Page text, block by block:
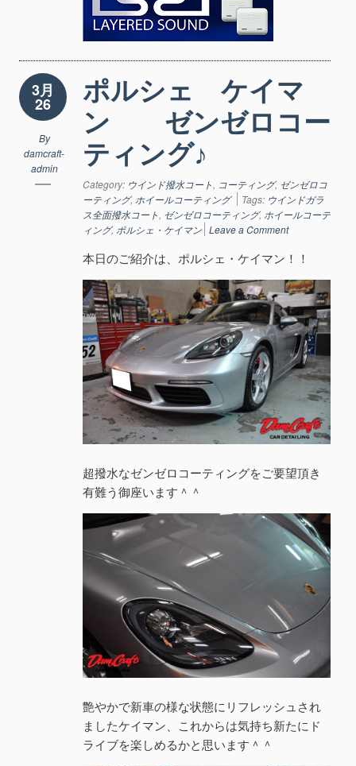
3月
26
By
damcraft-
admin
ポルシェ ケイマ
ン ゼンゼロコー
ティング♪
Category: ウインド撥水コート, コーティング, ゼンゼロコ
ーティング, ホイールコーティング Tags: ウインドガラ
ス全面撥水コート, ゼンゼロコーティング, ホイールコーテ
ィング, ポルシェ・ケイマン Leave a Comment
本日のご紹介は、ポルシェ・ケイマン！！
超撥水なゼンゼロコーティングをご要望頂き
有難う御座います＾＾
艶やかで新車の様な状態にリフレッシュされ
ましたケイマン、これからは気持ち新たにド
ライブを楽しめるかと思います＾＾